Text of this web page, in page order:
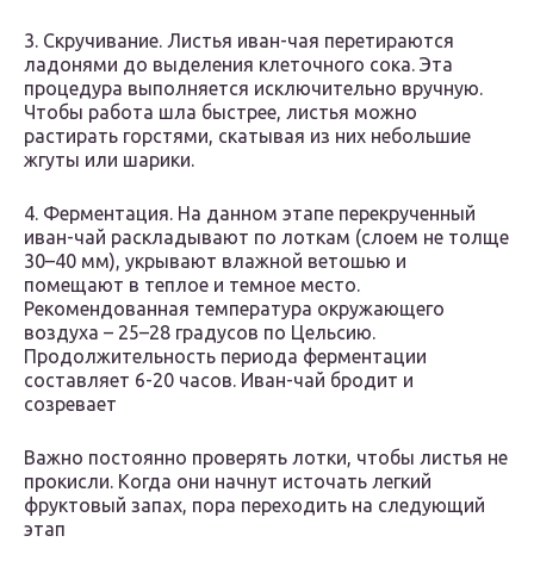
3. Скручивание. Листья иван-чая перетираются
ладонями до выделения клеточного сока. Эта
процедура выполняется исключительно вручную.
Чтобы работа шла быстрее, листья можно
растирать горстями, скатывая из них небольшие
жгуты или шарики.
4. Ферментация. На данном этапе перекрученный
иван-чай раскладывают по лоткам (слоем не толще
30–40 мм), укрывают влажной ветошью и
помещают в теплое и темное место.
Рекомендованная температура окружающего
воздуха – 25–28 градусов по Цельсию.
Продолжительность периода ферментации
составляет 6-20 часов. Иван-чай бродит и
созревает
Важно постоянно проверять лотки, чтобы листья не
прокисли. Когда они начнут источать легкий
фруктовый запах, пора переходить на следующий
этап